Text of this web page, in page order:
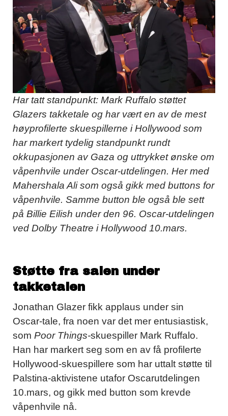
Har tatt standpunkt: Mark Ruffalo støttet
Glazers takketale og har vært en av de mest
høyprofilerte skuespillerne i Hollywood som
har markert tydelig standpunkt rundt
okkupasjonen av Gaza og uttrykket ønske om
våpenhvile under Oscar-utdelingen. Her med
Mahershala Ali som også gikk med buttons for
våpenhvile. Samme button ble også ble sett
på Billie Eilish under den 96. Oscar-utdelingen
ved Dolby Theatre i Hollywood 10.mars.
Støtte fra salen under
takketalen
Jonathan Glazer fikk applaus under sin
Oscar-tale, fra noen var det mer entusiastisk,
som Poor Things-skuespiller Mark Ruffalo.
Han har markert seg som en av få profilerte
Hollywood-skuespillere som har uttalt støtte til
Palstina-aktivistene utafor Oscarutdelingen
10.mars, og gikk med button som krevde
våpenhvile nå.